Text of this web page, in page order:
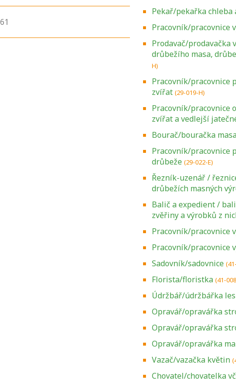
Pekař/pekařka chleba
Pracovník/pracovnice
Prodavač/prodavačka
drůbežího masa,
H)
Pracovník/pracovnice
zvířat (29-019-H)
Pracovník/pracovnice
zvířat a vedlejší
Bourač/bouračka
Pracovník/pracovnice
drůbeže (29-022-E)
Řezník-uzenář /
drůbežích masných
Balič a expedient /
zvěřiny a výrobků z
Pracovník/pracovnice
Pracovník/pracovnice
Sadovník/sadovnice
Florista/floristka (41-
Údržbář/údržbářka
Opravář/opravářka
Opravář/opravářka
Opravář/opravářka
Vazač/vazačka květin
Chovatel/chovatelka